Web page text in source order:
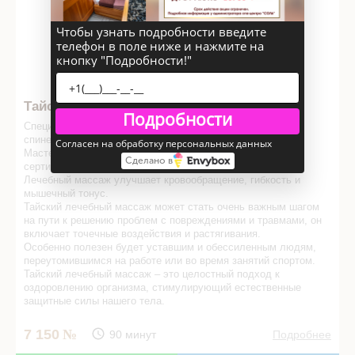
Тайский оздоравливающий массаж
Специальная процедура для тех, кто страдает от болей в
спине, проблем с ногами и т.п.
Мастер, проводящий эту процедуру, имеет медицинский
сертификат и более 10 лет практики.
Лечебный массаж улучшает кровообращение, гибкость и
мышечный тонус.
Тайский лечебный массаж может стать очень важным шагом
на пути к решению проблем с повреждениями и травмами, он
включает точечные воздействия и растягивания.
Особенно полезен будет уставшим и обессиленным людям,
переутомившимся на работе или во время занятий спортом.
Тайский лечебный массаж – это целостный подход к
оздоровлению организма, стимулирующий естественные
защитные силы нашего тела.
7 150 90 минут Подробнее
Чтобы узнать подробности введите
телефон в поле ниже и нажмите на
кнопку "Подробности!"
Подробности
Согласен на обработку персональных данных
Сделано в